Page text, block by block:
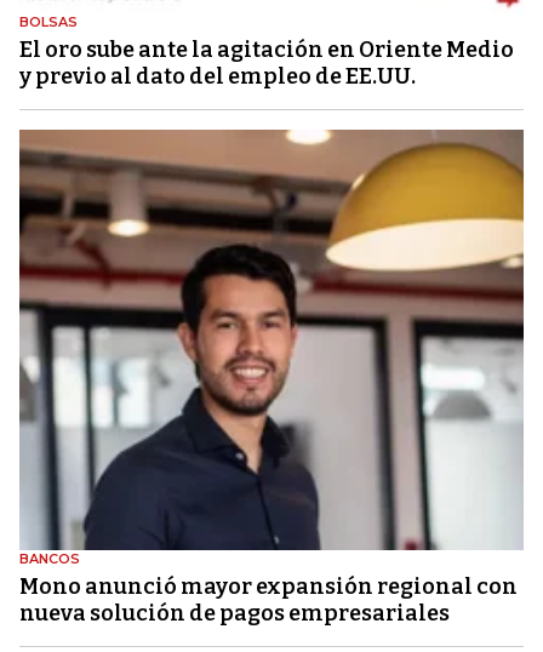
BOLSAS
El oro sube ante la agitación en Oriente Medio
y previo al dato del empleo de EE.UU.
BANCOS
Mono anunció mayor expansión regional con
nueva solución de pagos empresariales